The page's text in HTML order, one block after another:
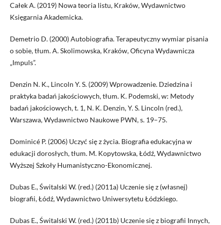
Całek A. (2019) Nowa teoria listu, Kraków, Wydawnictwo
Księgarnia Akademicka.
Demetrio D. (2000) Autobiografia. Terapeutyczny wymiar pisania
o sobie, tłum. A. Skolimowska, Kraków, Oficyna Wydawnicza
„Impuls”.
Denzin N. K., Lincoln Y. S. (2009) Wprowadzenie. Dziedzina i
praktyka badań jakościowych, tłum. K. Podemski, w: Metody
badań jakościowych, t. 1, N. K. Denzin, Y. S. Lincoln (red.),
Warszawa, Wydawnictwo Naukowe PWN, s. 19–75.
Dominicé P. (2006) Uczyć się z życia. Biografia edukacyjna w
edukacji dorosłych, tłum. M. Kopytowska, Łódź, Wydawnictwo
Wyższej Szkoły Humanistyczno-Ekonomicznej.
Dubas E., Świtalski W. (red.) (2011a) Uczenie się z (własnej)
biografii, Łódź, Wydawnictwo Uniwersytetu Łódzkiego.
Dubas E., Świtalski W. (red.) (2011b) Uczenie się z biografii Innych,